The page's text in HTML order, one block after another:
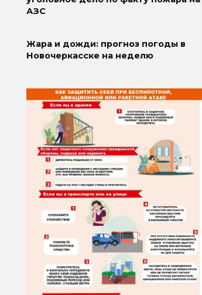
АЗС
Жара и дожди: прогноз погоды в
Новочеркасске на неделю